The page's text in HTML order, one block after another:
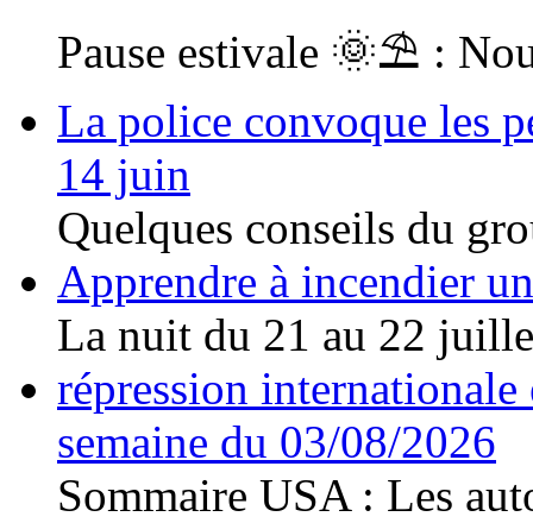
Pause estivale 🌞⛱ :
La police convoque les
14 juin
Quelques conseils du
Apprendre à incendier
La nuit du 21 au 22
répression
semaine du 03/08/2026
Sommaire USA : Les